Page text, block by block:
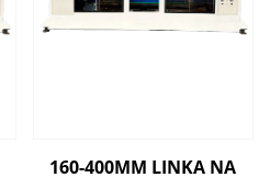
160-400MM LINKA NA